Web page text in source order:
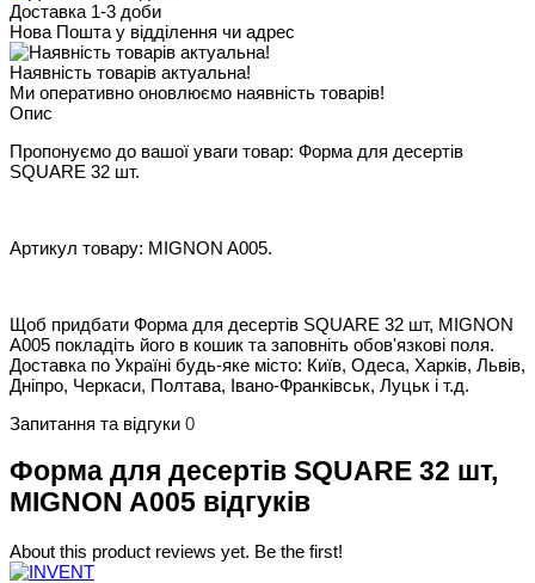
Доставка 1-3 доби
Нова Пошта у відділення чи адрес
Наявність товарів актуальна!
Ми оперативно оновлюємо наявність товарів!
Опис
Пропонуємо до вашої уваги товар: Форма для десертів
SQUARE 32 шт.
Артикул товару: MIGNON A005.
Щоб придбати Форма для десертів SQUARE 32 шт, MIGNON
A005 покладіть його в кошик та заповніть обов'язкові поля.
Доставка по Україні будь-яке місто: Київ, Одеса, Харків, Львів,
Дніпро, Черкаси, Полтава, Івано-Франківськ, Луцьк і т.д.
Запитання та відгуки 0
Форма для десертів SQUARE 32 шт,
MIGNON A005 відгуків
About this product reviews yet. Be the first!